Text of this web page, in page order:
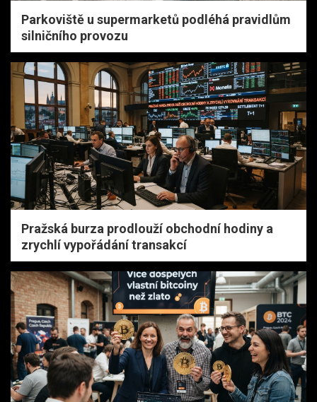
Parkoviště u supermarketů podléhá pravidlům
silničního provozu
Pražská burza prodlouží obchodní hodiny a
zrychlí vypořádání transakcí